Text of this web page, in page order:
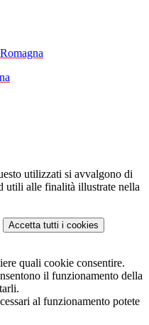
utilizzati si avvalgono di
utili alle finalità illustrate nella
Accetta tutti i cookies
quali cookie consentire.
il funzionamento della
al funzionamento potete